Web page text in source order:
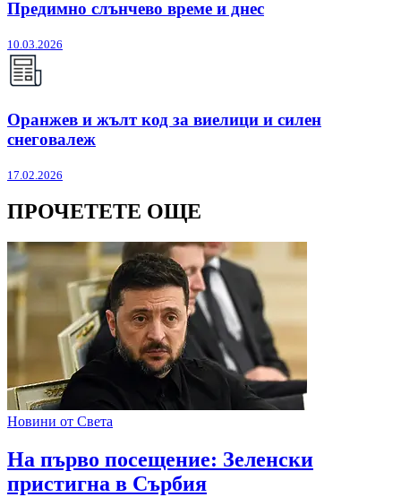
Предимно слънчево време и днес
10.03.2026
Оранжев и жълт код за виелици и силен
снеговалеж
17.02.2026
ПРОЧЕТЕТЕ ОЩЕ
Новини от Света
На първо посещение: Зеленски
пристигна в Сърбия